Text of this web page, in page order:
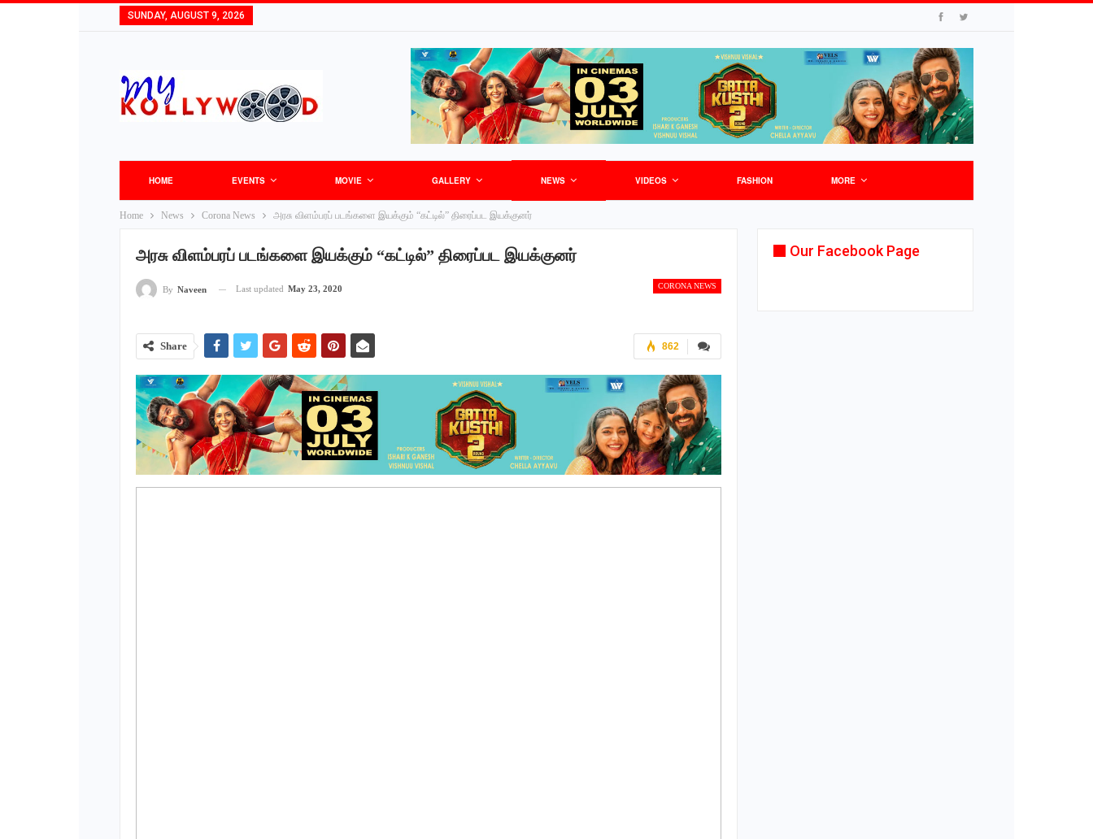
SUNDAY, AUGUST 9, 2026
HOME EVENTS MOVIE GALLERY NEWS VIDEOS FASHION MORE
Home News Corona News அரசு விளம்பரப் படங்களை இயக்கும் “கட்டில்” திரைப்பட இயக்குனர்
அரசு விளம்பரப் படங்களை இயக்கும் “கட்டில்” திரைப்பட இயக்குனர்
CORONA NEWS
By Naveen Last updated May 23, 2020
862
Share
Our Facebook Page